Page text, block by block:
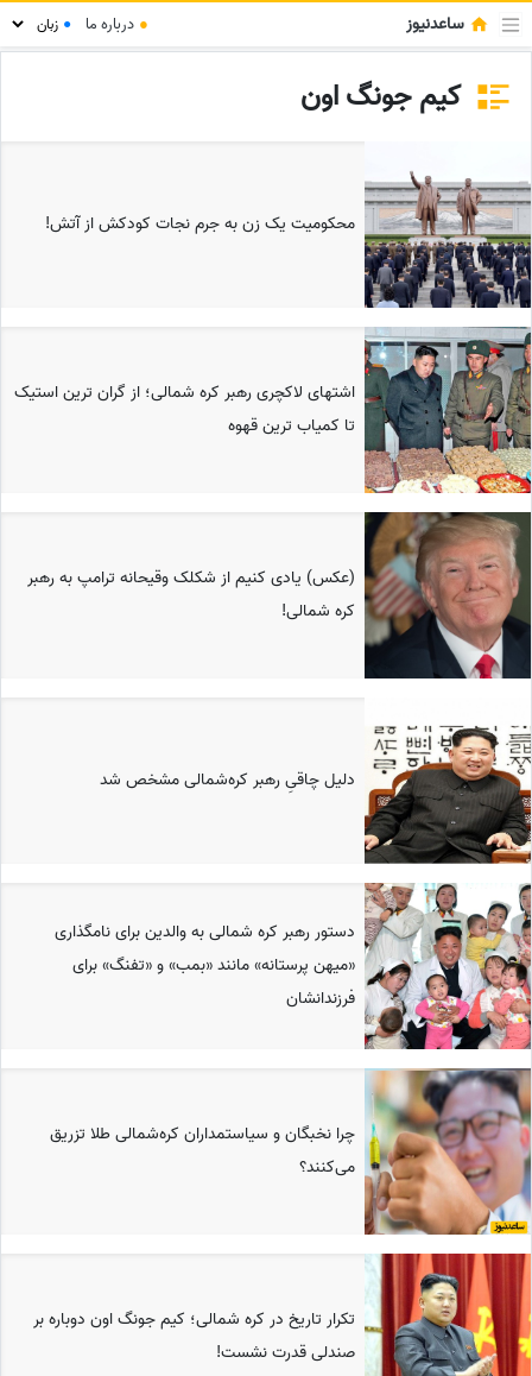
ساعدنیوز ● درباره ما ●
کیم جونگ اون
محکومیت یک زن به جرم نجات کودکش از آتش!
اشتهای لاکچری رهبر کره شمالی؛ از گران ترین استیک
تا کمیاب ترین قهوه
(عکس) یادی کنیم از شکلک وقیحانه ترامپ به رهبر
کره شمالی!
دلیل چاقیِ رهبر کره‌شمالی مشخص شد
دستور رهبر کره شمالی به والدین برای نامگذاری
«میهن پرستانه» مانند «بمب» و «تفنگ» برای
فرزندانشان
چرا نخبگان و سیاستمداران کره‌شمالی طلا تزریق
می‌کنند؟
تکرار تاریخ در کره شمالی؛ کیم جونگ اون دوباره بر
صندلی قدرت نشست!